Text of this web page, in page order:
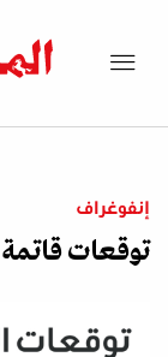
إنفوغراف
توقعات قاتمة